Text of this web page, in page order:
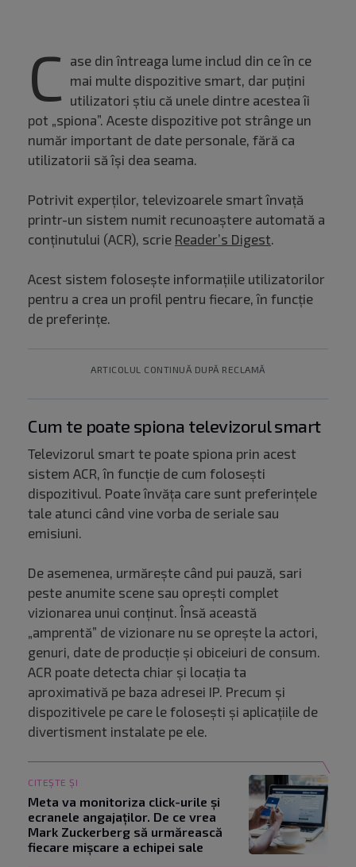
C ase din întreaga lume includ din ce în ce
mai multe dispozitive smart, dar puțini
utilizatori știu că unele dintre acestea îi
pot „spiona”. Aceste dispozitive pot strânge un
număr important de date personale, fără ca
utilizatorii să își dea seama.
Potrivit experților, televizoarele smart învață
printr-un sistem numit recunoaștere automată a
conținutului (ACR), scrie Reader’s Digest.
Acest sistem folosește informațiile utilizatorilor
pentru a crea un profil pentru fiecare, în funcție
de preferințe.
ARTICOLUL CONTINUĂ DUPĂ RECLAMĂ
Cum te poate spiona televizorul smart
Televizorul smart te poate spiona prin acest
sistem ACR, în funcție de cum folosești
dispozitivul. Poate învăța care sunt preferințele
tale atunci când vine vorba de seriale sau
emisiuni.
De asemenea, urmărește când pui pauză, sari
peste anumite scene sau oprești complet
vizionarea unui conținut. Însă această
„amprentă” de vizionare nu se oprește la actori,
genuri, date de producție și obiceiuri de consum.
ACR poate detecta chiar și locația ta
aproximativă pe baza adresei IP. Precum și
dispozitivele pe care le folosești și aplicațiile de
divertisment instalate pe ele.
CITEȘTE ȘI
Meta va monitoriza click-urile și
ecranele angajaților. De ce vrea
Mark Zuckerberg să urmărească
fiecare mișcare a echipei sale